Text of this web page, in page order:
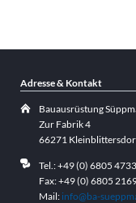
Adresse & Kontakt
Bauausrüstung
Zur Fabrik 4
66271
Tel.: +49 (0) 6805 4733
Fax: +49 (0) 6805
Mail: info@ba-